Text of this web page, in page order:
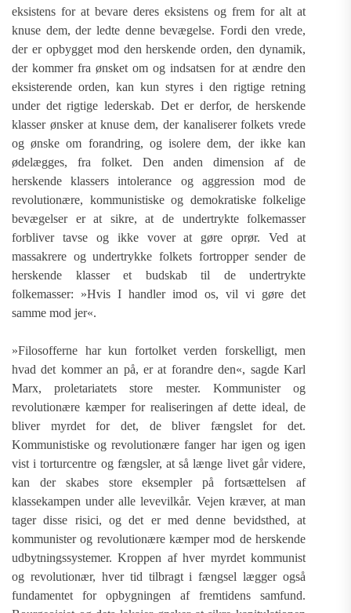
eksistens for at bevare deres eksistens og frem for alt at
knuse dem, der ledte denne bevægelse. Fordi den vrede,
der er opbygget mod den herskende orden, den dynamik,
der kommer fra ønsket om og indsatsen for at ændre den
eksisterende orden, kan kun styres i den rigtige retning
under det rigtige lederskab. Det er derfor, de herskende
klasser ønsker at knuse dem, der kanaliserer folkets vrede
og ønske om forandring, og isolere dem, der ikke kan
ødelægges, fra folket. Den anden dimension af de
herskende klassers intolerance og aggression mod de
revolutionære, kommunistiske og demokratiske folkelige
bevægelser er at sikre, at de undertrykte folkemasser
forbliver tavse og ikke vover at gøre oprør. Ved at
massakrere og undertrykke folkets fortropper sender de
herskende klasser et budskab til de undertrykte
folkemasser: »Hvis I handler imod os, vil vi gøre det
samme mod jer«.
»Filosofferne har kun fortolket verden forskelligt, men
hvad det kommer an på, er at forandre den«, sagde Karl
Marx, proletariatets store mester. Kommunister og
revolutionære kæmper for realiseringen af dette ideal, de
bliver myrdet for det, de bliver fængslet for det.
Kommunistiske og revolutionære fanger har igen og igen
vist i torturcentre og fængsler, at så længe livet går videre,
kan der skabes store eksempler på fortsættelsen af
klassekampen under alle levevilkår. Vejen kræver, at man
tager disse risici, og det er med denne bevidsthed, at
kommunister og revolutionære kæmper mod de herskende
udbytningssystemer. Kroppen af hver myrdet kommunist
og revolutionær, hver tid tilbragt i fængsel lægger også
fundamentet for opbygningen af fremtidens samfund.